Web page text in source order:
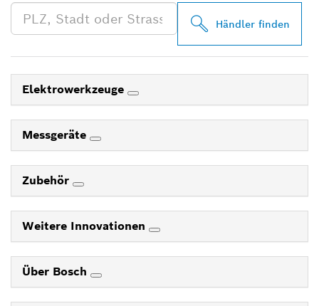
Händler finden
Elektrowerkzeuge
Messgeräte
Zubehör
Weitere Innovationen
Über Bosch